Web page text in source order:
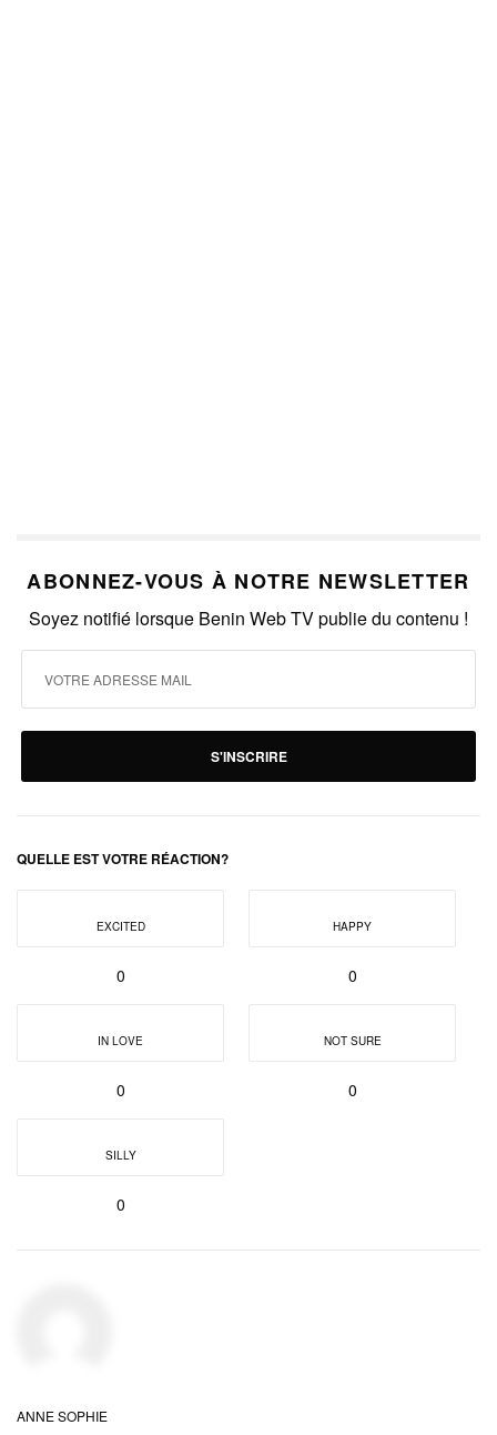
ABONNEZ-VOUS À NOTRE NEWSLETTER
Soyez notifié lorsque Benin Web TV publie du contenu !
S'INSCRIRE
QUELLE EST VOTRE RÉACTION?
EXCITED
0
HAPPY
0
IN LOVE
0
NOT SURE
0
SILLY
0
ANNE SOPHIE